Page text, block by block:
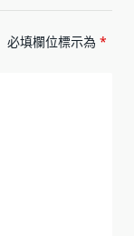
必填欄位標示為 *